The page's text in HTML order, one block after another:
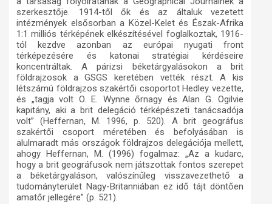
szerkesztője. 1914-től ők és az általuk vezetett
intézmények elsősorban a Közel-Kelet és Észak-Afrika
1:1 milliós térképének elkészítésével foglalkoztak, 1916-
tól kezdve azonban az európai nyugati front
térképezésére és katonai stratégiai kérdéseire
koncentráltak. A párizsi béketárgyalásokon a brit
földrajzosok a GSGS keretében vették részt. A kis
létszámú földrajzos szakértői csoportot Hedley vezette,
és „tagja volt O. E. Wynne őrnagy és Alan G. Ogilvie
kapitány, aki a brit delegáció térképészeti tanácsadója
volt” (Heffernan, M. 1996, p. 520). A brit geográfus
szakértői csoport méretében és befolyásában is
alulmaradt más országok földrajzos delegációja mellett,
ahogy Heffernan, M. (1996) fogalmaz: „Az a kudarc,
hogy a brit geográfusok nem játszottak fontos szerepet
a béketárgyaláson, valószínűleg visszavezethető a
tudományterület Nagy-Britanniában ez idő tájt döntően
amatőr jellegére” (p. 521).